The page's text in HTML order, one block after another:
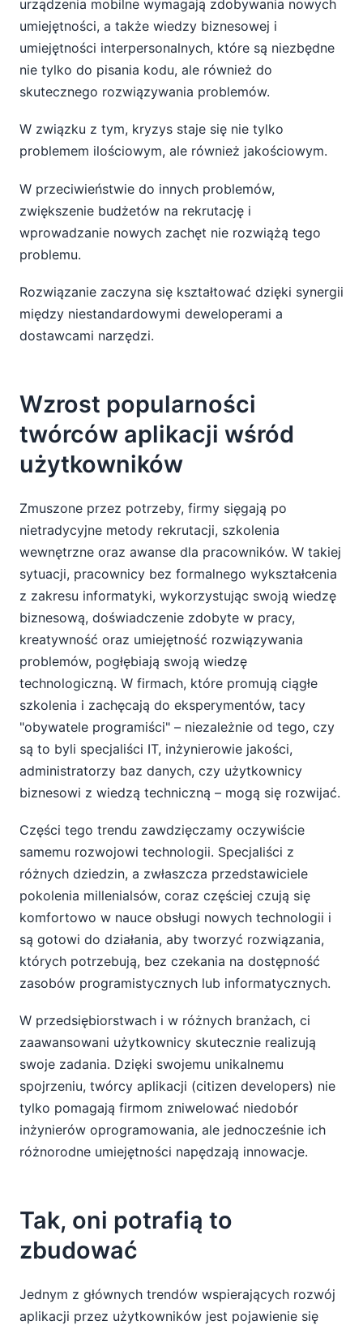
urządzenia mobilne wymagają zdobywania nowych
umiejętności, a także wiedzy biznesowej i
umiejętności interpersonalnych, które są niezbędne
nie tylko do pisania kodu, ale również do
skutecznego rozwiązywania problemów.
W związku z tym, kryzys staje się nie tylko
problemem ilościowym, ale również jakościowym.
W przeciwieństwie do innych problemów,
zwiększenie budżetów na rekrutację i
wprowadzanie nowych zachęt nie rozwiążą tego
problemu.
Rozwiązanie zaczyna się kształtować dzięki synergii
między niestandardowymi deweloperami a
dostawcami narzędzi.
Wzrost popularności
twórców aplikacji wśród
użytkowników
Zmuszone przez potrzeby, firmy sięgają po
nietradycyjne metody rekrutacji, szkolenia
wewnętrzne oraz awanse dla pracowników. W takiej
sytuacji, pracownicy bez formalnego wykształcenia
z zakresu informatyki, wykorzystując swoją wiedzę
biznesową, doświadczenie zdobyte w pracy,
kreatywność oraz umiejętność rozwiązywania
problemów, pogłębiają swoją wiedzę
technologiczną. W firmach, które promują ciągłe
szkolenia i zachęcają do eksperymentów, tacy
"obywatele programiści" – niezależnie od tego, czy
są to byli specjaliści IT, inżynierowie jakości,
administratorzy baz danych, czy użytkownicy
biznesowi z wiedzą techniczną – mogą się rozwijać.
Części tego trendu zawdzięczamy oczywiście
samemu rozwojowi technologii. Specjaliści z
różnych dziedzin, a zwłaszcza przedstawiciele
pokolenia millenialsów, coraz częściej czują się
komfortowo w nauce obsługi nowych technologii i
są gotowi do działania, aby tworzyć rozwiązania,
których potrzebują, bez czekania na dostępność
zasobów programistycznych lub informatycznych.
W przedsiębiorstwach i w różnych branżach, ci
zaawansowani użytkownicy skutecznie realizują
swoje zadania. Dzięki swojemu unikalnemu
spojrzeniu, twórcy aplikacji (citizen developers) nie
tylko pomagają firmom zniwelować niedobór
inżynierów oprogramowania, ale jednocześnie ich
różnorodne umiejętności napędzają innowacje.
Tak, oni potrafią to
zbudować
Jednym z głównych trendów wspierających rozwój
aplikacji przez użytkowników jest pojawienie się